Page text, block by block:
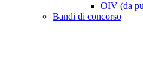
OIV (da
Bandi di concorso